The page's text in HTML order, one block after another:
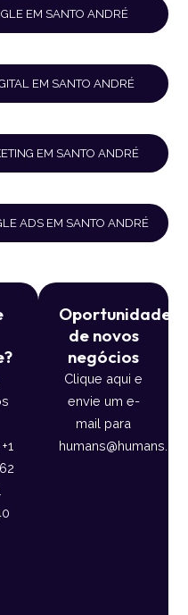
EM SANTO ANDRÉ
EM SANTO ANDRÉ
EM SANTO ANDRÉ
ADS EM SANTO ANDRÉ
Oportunidade
de novos
negócios
Clique aqui e
envie um e-
mail para